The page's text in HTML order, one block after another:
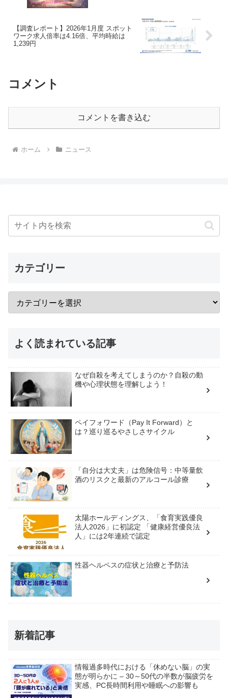
【調査レポート】2026年1月度 スポット
ワーク求人倍率は4.16倍、平均時給は
1,239円
コメント
コメントを書き込む
ホーム ニュース
カテゴリー
よく読まれている記事
なぜ自殺を考えてしまうのか？自殺の動
機や心理状態を理解しよう！
ペイフォワード（Pay It Forward）と
は？巡り巡るやさしさサイクル
「自分は大丈夫」は危険信号：中等量飲
酒のリスクと最新のアルコール診療
太陽ホールディングス、「食育実践優良
法人2026」に初認定 「健康経営優良法
人」には2年連続で認定
性器ヘルペスの症状と治療と予防法
新着記事
情報過多時代における「休めない脳」の実
態が明らかに – 30～50代の半数が脳疲労を
実感、PC長時間利用や睡眠への影響も